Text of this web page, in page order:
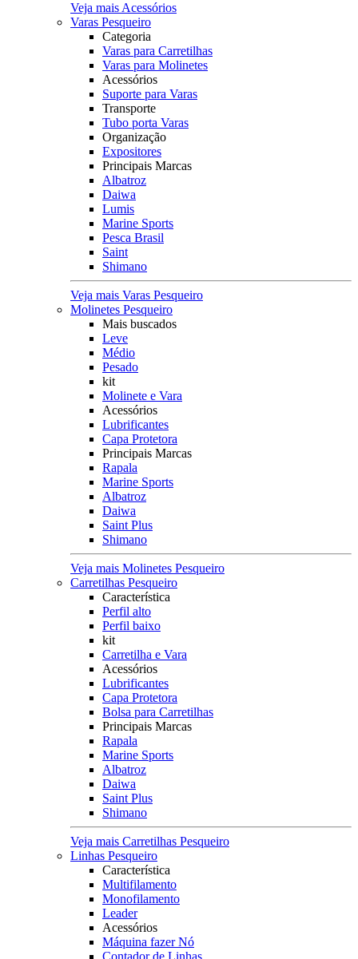
Veja mais Acessórios
Varas Pesqueiro
Categoria
Varas para Carretilhas
Varas para Molinetes
Acessórios
Suporte para Varas
Transporte
Tubo porta Varas
Organização
Expositores
Principais Marcas
Albatroz
Daiwa
Lumis
Marine Sports
Pesca Brasil
Saint
Shimano
Veja mais Varas Pesqueiro
Molinetes Pesqueiro
Mais buscados
Leve
Médio
Pesado
kit
Molinete e Vara
Acessórios
Lubrificantes
Capa Protetora
Principais Marcas
Rapala
Marine Sports
Albatroz
Daiwa
Saint Plus
Shimano
Veja mais Molinetes Pesqueiro
Carretilhas Pesqueiro
Característica
Perfil alto
Perfil baixo
kit
Carretilha e Vara
Acessórios
Lubrificantes
Capa Protetora
Bolsa para Carretilhas
Principais Marcas
Rapala
Marine Sports
Albatroz
Daiwa
Saint Plus
Shimano
Veja mais Carretilhas Pesqueiro
Linhas Pesqueiro
Característica
Multifilamento
Monofilamento
Leader
Acessórios
Máquina fazer Nó
Contador de Linhas